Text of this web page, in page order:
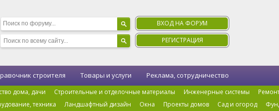
ВХОД НА ФОРУМ
РЕГИСТРАЦИЯ
дома, дачи Строительные и отделочные материалы Инженерные системы
техника Ландшафтный дизайн Окна Проекты домов Сад и огород
строителя Товары и услуги Реклама, сотрудничество